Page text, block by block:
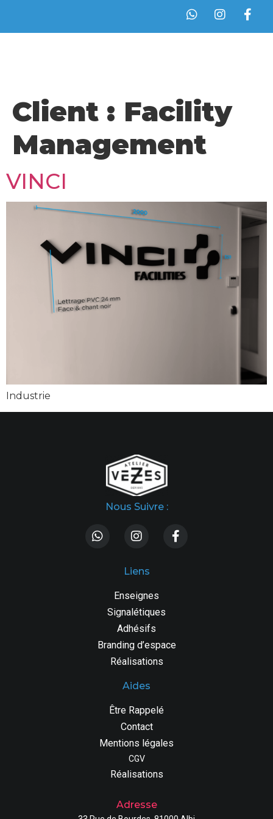
Client : Facility
Management
VINCI
Industrie
Nous Suivre :
Liens
Enseignes
Signalétiques
Adhésifs
Branding d’espace
Réalisations
Aides
Être Rappelé
Contact
Mentions légales
CGV
Réalisations
Adresse